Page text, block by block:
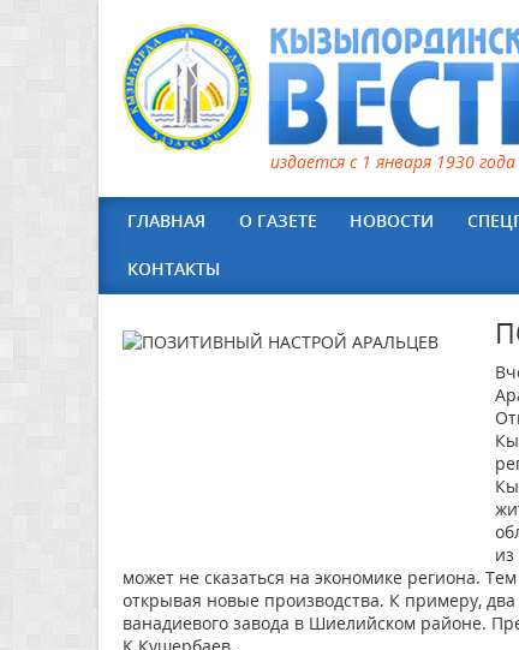
издается с 1 января 1930 года
ГЛАВНАЯ О ГАЗЕТЕ НОВОСТИ
КОНТАКТЫ
может не сказаться на экономике региона.
открывая новые производства. К примеру,
ванадиевого завода в Шиелийском районе.